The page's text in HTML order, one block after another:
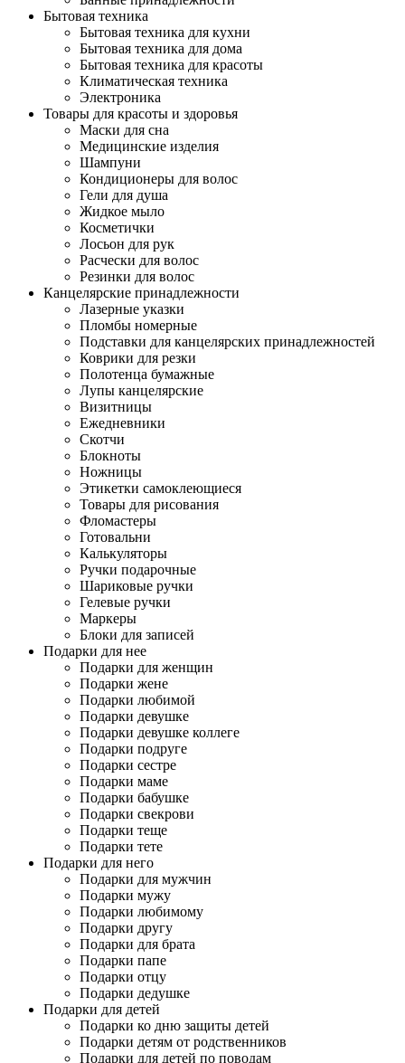
Бытовая техника
Бытовая техника для кухни
Бытовая техника для дома
Бытовая техника для красоты
Климатическая техника
Электроника
Товары для красоты и здоровья
Маски для сна
Медицинские изделия
Шампуни
Кондиционеры для волос
Гели для душа
Жидкое мыло
Косметички
Лосьон для рук
Расчески для волос
Резинки для волос
Канцелярские принадлежности
Лазерные указки
Пломбы номерные
Подставки для канцелярских принадлежностей
Коврики для резки
Полотенца бумажные
Лупы канцелярские
Визитницы
Ежедневники
Скотчи
Блокноты
Ножницы
Этикетки самоклеющиеся
Товары для рисования
Фломастеры
Готовальни
Калькуляторы
Ручки подарочные
Шариковые ручки
Гелевые ручки
Маркеры
Блоки для записей
Подарки для нее
Подарки для женщин
Подарки жене
Подарки любимой
Подарки девушке
Подарки девушке коллеге
Подарки подруге
Подарки сестре
Подарки маме
Подарки бабушке
Подарки свекрови
Подарки теще
Подарки тете
Подарки для него
Подарки для мужчин
Подарки мужу
Подарки любимому
Подарки другу
Подарки для брата
Подарки папе
Подарки отцу
Подарки дедушке
Подарки для детей
Подарки ко дню защиты детей
Подарки детям от родственников
Подарки для детей по поводам